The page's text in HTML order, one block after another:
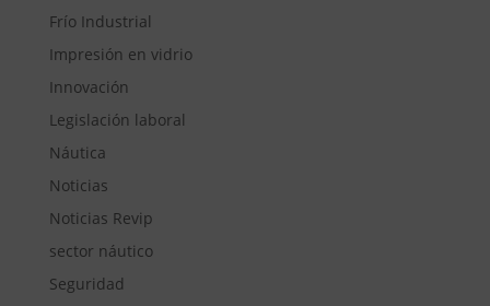
Frío Industrial
Impresión en vidrio
Innovación
Legislación laboral
Náutica
Noticias
Noticias Revip
sector náutico
Seguridad